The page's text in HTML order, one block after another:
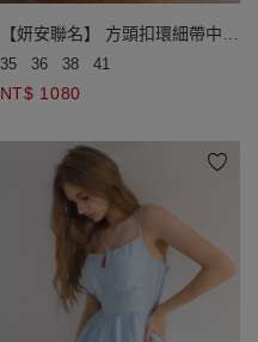
【妍安聯名】 方頭扣環細帶中跟
夾腳涼鞋
35 36 38 41
NT$ 1080